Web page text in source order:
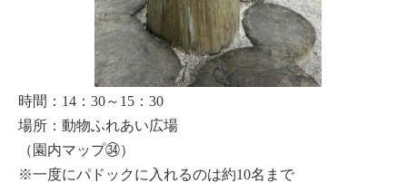
時間：14：30～15：30
場所：動物ふれあい広場
（園内マップ㉞）
※一度にパドックに入れるのは約10名まで